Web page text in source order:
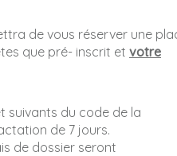
de vous réserver une
que pré- inscrit et votre
suivants du code de la
de 7 jours.
de dossier seront